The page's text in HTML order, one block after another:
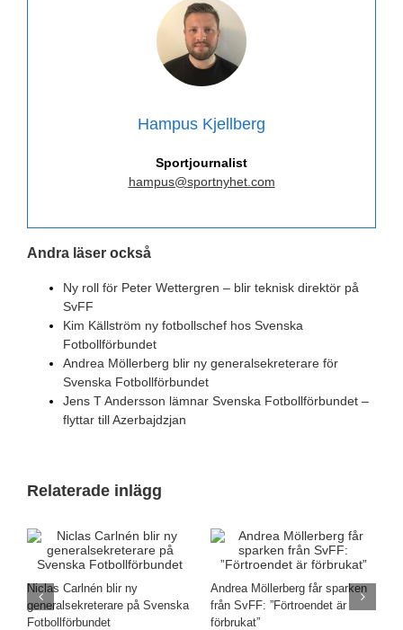
Hampus Kjellberg
Sportjournalist
hampus@sportnyhet.com
Andra läser också
Ny roll för Peter Wettergren – blir teknisk direktör på
SvFF
Kim Källström ny fotbollschef hos Svenska
Fotbollförbundet
Andrea Möllerberg blir ny generalsekreterare för
Svenska Fotbollförbundet
Jens T Andersson lämnar Svenska Fotbollförbundet –
flyttar till Azerbajdzjan
Relaterade inlägg
Niclas Carlnén blir ny
generalsekreterare på Svenska
Fotbollförbundet
Andrea Möllerberg får sparken
från SvFF: ”Förtroendet är
förbrukat”